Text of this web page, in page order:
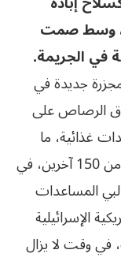
وسط صمت
في الجريمة.
جديدة في
الرصاص على
غذائية، ما
أدى إلى استشهاد 67 مدنيًا وإصابة أكثر من 150 آخرين، في
المساعدات
الإسرائيلية
من 6000 مصاب، في وقت لا يزال